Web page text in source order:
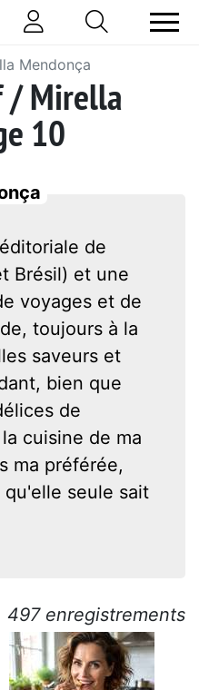
Mendonça
/ Mirella
10
de
Brésil) et une
voyages et de
toujours à la
saveurs et
bien que
de
cuisine de ma
ma préférée,
seule sait
497 enregistrements